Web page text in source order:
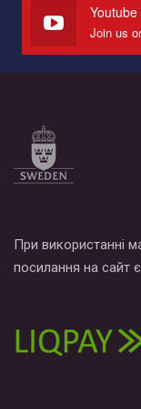
Все, что вам
по этой ссылке и
Youtube
Join us
При використанні
посилання на сайт